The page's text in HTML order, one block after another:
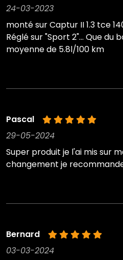
24-03-2023
monté sur Captur II 1.3 tce
Réglé sur "Sport 2"... Que
moyenne de 5.8l/100 km
Pascal
29-05-2024
Super produit je l'ai mis sur
changement je
Bernard
03-03-2024